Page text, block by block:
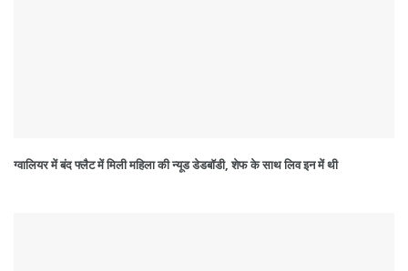
ग्वालियर में बंद फ्लैट में मिली महिला की न्यूड डेडबॉडी, शेफ के साथ लिव इन में थी